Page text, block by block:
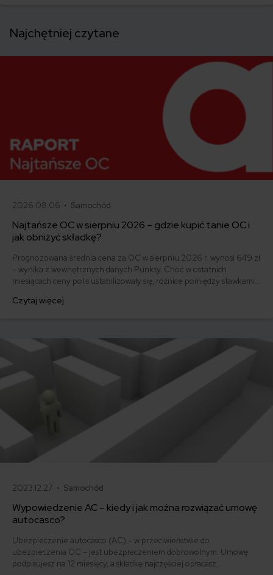
Najchętniej czytane
2026.08.06 • Samochód
Najtańsze OC w sierpniu 2026 – gdzie kupić tanie OC i
jak obniżyć składkę?
Prognozowana średnia cena za OC w sierpniu 2026 r. wynosi 649 zł
– wynika z wewnętrznych danych Punkty. Choć w ostatnich
miesiącach ceny polis ustabilizowały się, różnice pomiędzy stawkami
500 zł, inni – powyżej 1500 zł. Gdzie znaleźć najtańsze OC w Polsce
Czytaj więcej
2023.12.27 • Samochód
Wypowiedzenie AC – kiedy i jak można rozwiązać umowę
autocasco?
Ubezpieczenie autocasco (AC) – w przeciwieństwie do
ubezpieczenia OC – jest ubezpieczeniem dobrowolnym. Umowę
podpisujesz na 12 miesięcy, a składkę najczęściej opłacasz